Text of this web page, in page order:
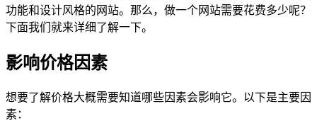
功能和设计风格的网站。那么，做一个网站需要花费多少呢？
下面我们就来详细了解一下。
影响价格因素
想要了解价格大概需要知道哪些因素会影响它。以下是主要因
素：